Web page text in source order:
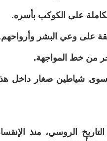
على الكوكب بأسره.
على وعي البشر
من خط المواجهة.
سوى شياطين صغار داخل
التاريخ الروسي، منذ